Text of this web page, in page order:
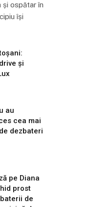
și ospătar în
își
și
au
cea mai
dezbateri
pe Diana
prost
de